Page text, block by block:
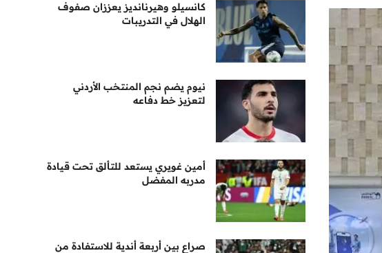
كانسيلو وهيرنانديز يعززان صفوف
الهلال في التدريبات
نيوم يضم نجم المنتخب الأردني
لتعزيز خط دفاعه
أمين غويري يستعد للتألق تحت قيادة
مدربه المفضل
صراع بين أربعة أندية للاستفادة من